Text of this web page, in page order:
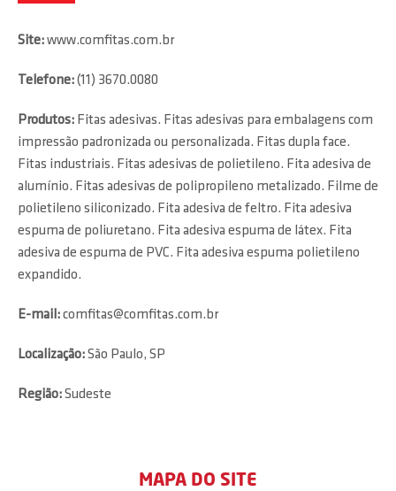
Site:www.comfitas.com.br
Telefone:(11) 3670.0080
Produtos: Fitas adesivas. Fitas adesivas para embalagens com
impressão padronizada ou personalizada. Fitas dupla face.
Fitas industriais. Fitas adesivas de polietileno. Fita adesiva de
alumínio. Fitas adesivas de polipropileno metalizado. Filme de
polietileno siliconizado. Fita adesiva de feltro. Fita adesiva
espuma de poliuretano. Fita adesiva espuma de látex. Fita
adesiva de espuma de PVC. Fita adesiva espuma polietileno
expandido.
E-mail:comfitas@comfitas.com.br
Localização:São Paulo, SP
Região:Sudeste
MAPA DO SITE